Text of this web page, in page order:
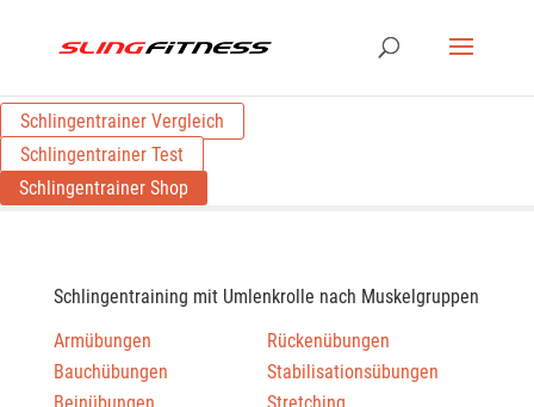
Schlingentrainer Vergleich
Schlingentrainer Test
Schlingentrainer Shop
Schlingentraining mit Umlenkrolle nach Muskelgruppen
Armübungen
Bauchübungen
Rückenübungen
Stabilisationsübungen